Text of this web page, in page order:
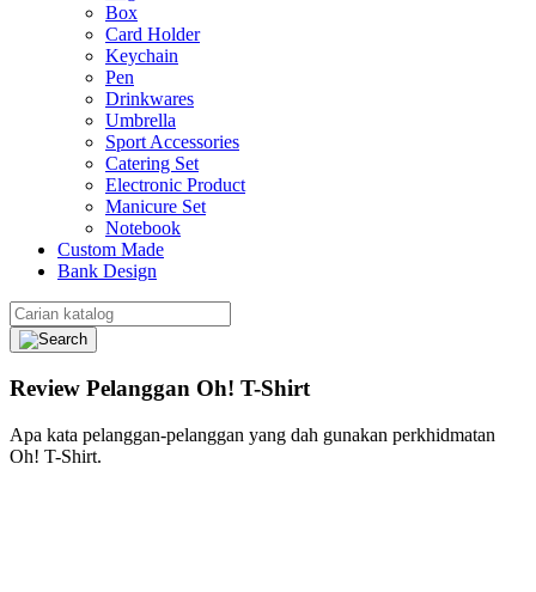
Box
Card Holder
Keychain
Pen
Drinkwares
Umbrella
Sport Accessories
Catering Set
Electronic Product
Manicure Set
Notebook
Custom Made
Bank Design
Review Pelanggan Oh! T-Shirt
Apa kata pelanggan-pelanggan yang dah gunakan perkhidmatan
Oh! T-Shirt.